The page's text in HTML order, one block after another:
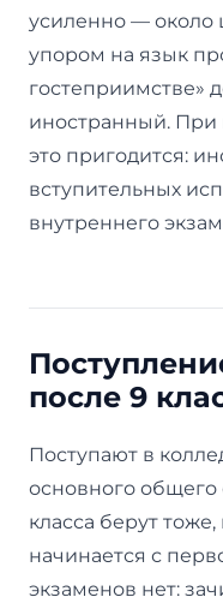
усиленно — около
упором на язык
гостеприимстве»
иностранный. При
это пригодится:
вступительных
внутреннего
после 9
Поступают в
основного общего
класса берут
начинается с
экзаменов нет: